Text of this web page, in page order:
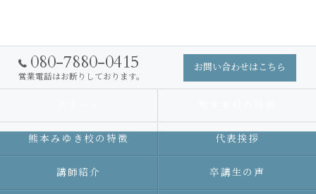
080-7880-0415
営業電話はお断りしております。
お問い合わせはこちら
熊本みゆき校の特徴 代表挨拶
講師紹介 卒講生の声